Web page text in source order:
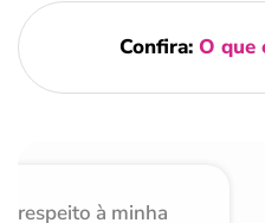
Confira: O que
respeito à minha